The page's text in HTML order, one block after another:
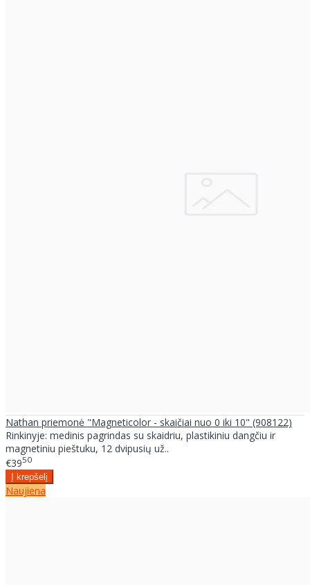
Nathan priemonė "Magneticolor - skaičiai nuo 0 iki 10" (908122)
Rinkinyje: medinis pagrindas su skaidriu, plastikiniu dangčiu ir
magnetiniu pieštuku, 12 dvipusių už..
€3950
Naujiena